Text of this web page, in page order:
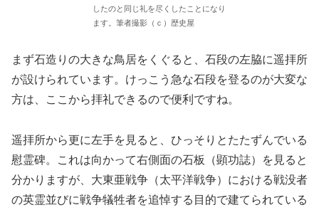
したのと同じ礼を尽くしたことになり
ます。筆者撮影（ｃ）歴史屋
まず石造りの大きな鳥居をくぐると、石段の左脇に遥拝所
が設けられています。けっこう急な石段を登るのが大変な
方は、ここから拝礼できるので便利ですね。
遥拝所から更に左手を見ると、ひっそりとたたずんでいる
慰霊碑。これは向かって右側面の石板（顕功誌）を見ると
分かりますが、大東亜戦争（太平洋戦争）における戦没者
の英霊並びに戦争犠牲者を追悼する目的で建てられている